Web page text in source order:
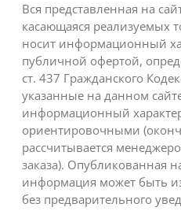
Вся представленная на
касающаяся реализуемых
носит информационный
публичной офертой,
ст. 437 Гражданского
указанные на данном
информационный
ориентировочными
рассчитывается
заказа). Опубликованная
информация может быть
без предварительного